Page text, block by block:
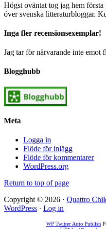
Högst oväntat tog jag hem
över svenska litteraturbloggar.
Inga fler recensionsexemplar!
Jag tar för närvarande inte emot
Blogghubb
Meta
Logga in
Flöde för inlägg
Flöde för kommentarer
WordPress.org
Return to top of page
Copyright © 2026 · Quattro
WordPress · Log in
WP Twitter Auto Publish